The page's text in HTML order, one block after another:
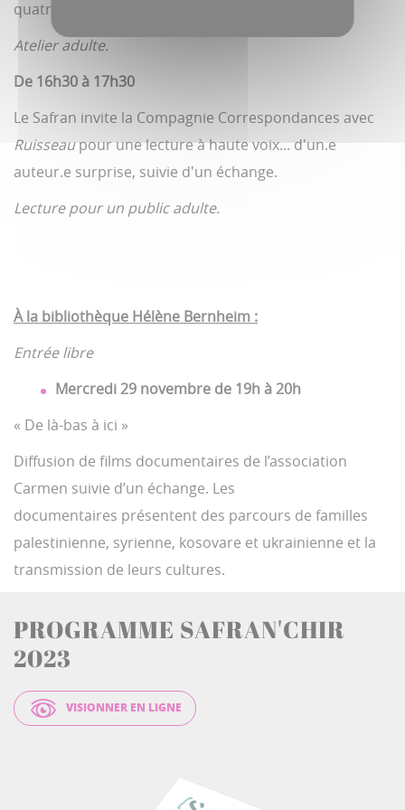
quatre coins du monde.
Atelier adulte.
De 16h30 à 17h30
Le Safran invite la Compagnie Correspondances avec
Ruisseaupour une lecture à haute voix... d'un.e
auteur.e surprise, suivie d'un échange.
Lecture pour un public adulte.
À la bibliothèque Hélène Bernheim :
Entrée libre
Mercredi 29 novembre de 19h à 20h
« De là-bas à ici »
Diffusion de films documentaires de l’association
Carmen suivie d’un échange. Les
documentaires présentent des parcours de familles
palestinienne, syrienne, kosovare et ukrainienne et la
transmission de leurs cultures.
PROGRAMME SAFRAN'CHIR
2023
VISIONNER EN LIGNE